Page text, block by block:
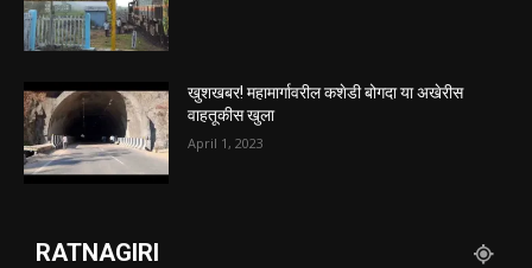
खुशखबर! महामार्गावरील कशेडी बोगदा या अखेरीस
वाहतूकीस खुला
April 1, 2023
RATNAGIRI